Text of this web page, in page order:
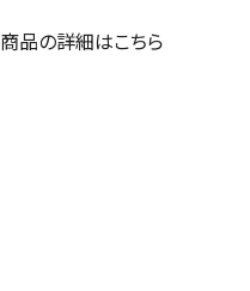
商品の詳細はこちら